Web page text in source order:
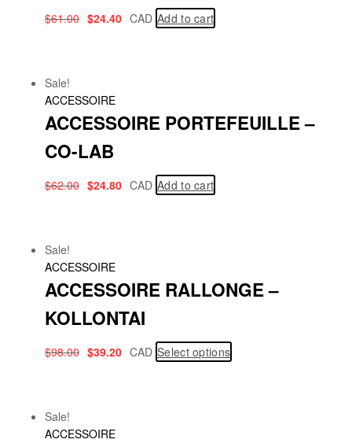
$61.00 $24.40 CAD Add to cart
Sale!
ACCESSOIRE
ACCESSOIRE PORTEFEUILLE –
CO-LAB
$62.00 $24.80 CAD Add to cart
Sale!
ACCESSOIRE
ACCESSOIRE RALLONGE –
KOLLONTAI
$98.00 $39.20 CAD Select options
Sale!
ACCESSOIRE